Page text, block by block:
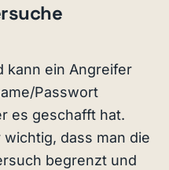
kann ein Angreifer
Passwort
es geschafft hat.
dass man die
begrenzt und